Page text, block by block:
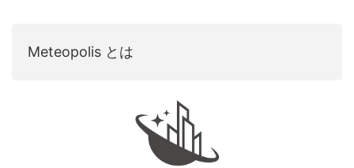
Meteopolis とは